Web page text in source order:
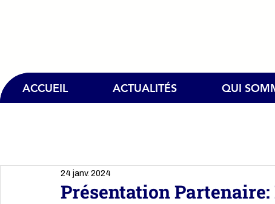
ACCUEIL ACTUALITÉS QUI
Présentation Partenaire:
24 janv. 2024